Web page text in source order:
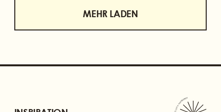
MEHR LADEN
LASS DICH INSPIRIEREN